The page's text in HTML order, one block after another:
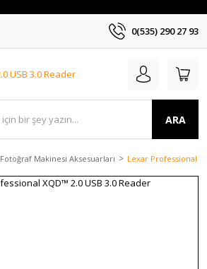
0(535) 290 27 93
ARA
Fotoğraf Makinesi Aksesuarları Lexar Professional